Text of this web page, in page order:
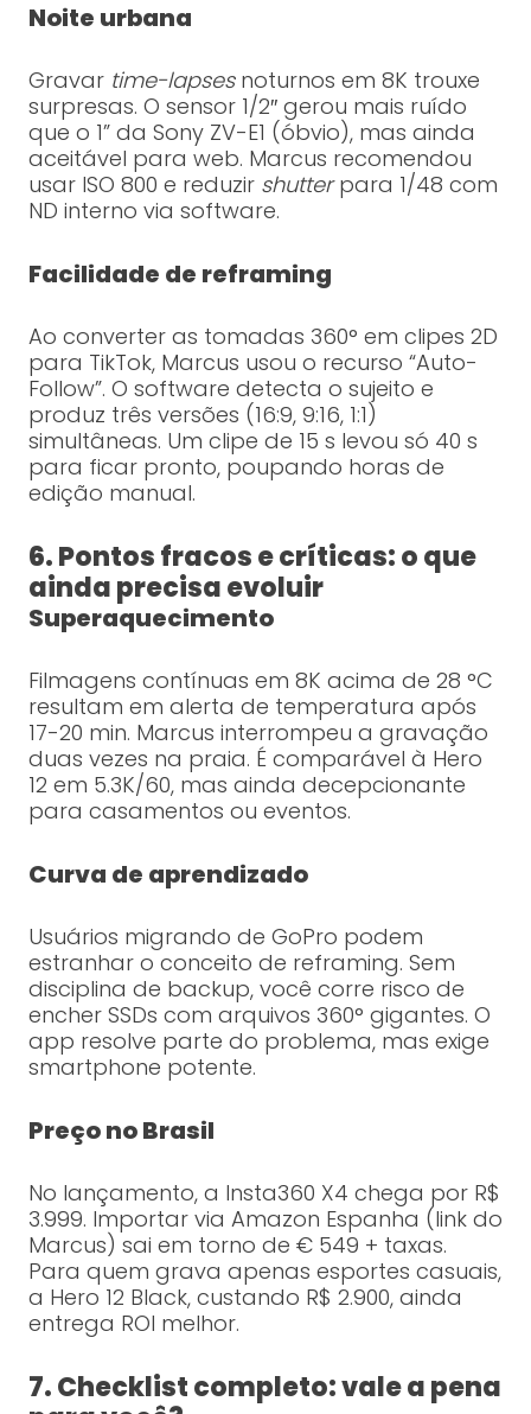
Noite urbana
Gravar time-lapsesnoturnos em 8K trouxe
surpresas. O sensor 1/2″ gerou mais ruído
que o 1” da Sony ZV-E1 (óbvio), mas ainda
aceitável para web. Marcus recomendou
usar ISO 800 e reduzir shutterpara 1/48 com
ND interno via software.
Facilidade de reframing
Ao converter as tomadas 360° em clipes 2D
para TikTok, Marcus usou o recurso “Auto-
Follow”. O software detecta o sujeito e
produz três versões (16:9, 9:16, 1:1)
simultâneas. Um clipe de 15 s levou só 40 s
para ficar pronto, poupando horas de
edição manual.
6. Pontos fracos e críticas: o que
ainda precisa evoluir
Superaquecimento
Filmagens contínuas em 8K acima de 28 °C
resultam em alerta de temperatura após
17-20 min. Marcus interrompeu a gravação
duas vezes na praia. É comparável à Hero
12 em 5.3K/60, mas ainda decepcionante
para casamentos ou eventos.
Curva de aprendizado
Usuários migrando de GoPro podem
estranhar o conceito de reframing. Sem
disciplina de backup, você corre risco de
encher SSDs com arquivos 360° gigantes. O
app resolve parte do problema, mas exige
smartphone potente.
Preço no Brasil
No lançamento, a Insta360 X4 chega por R$
3.999. Importar via Amazon Espanha (link do
Marcus) sai em torno de € 549 + taxas.
Para quem grava apenas esportes casuais,
a Hero 12 Black, custando R$ 2.900, ainda
entrega ROI melhor.
7. Checklist completo: vale a pena